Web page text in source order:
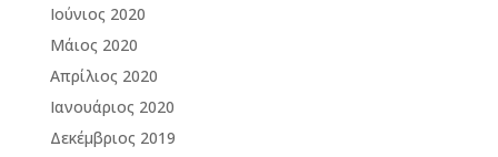
Ιούνιος 2020
Μάιος 2020
Απρίλιος 2020
Ιανουάριος 2020
Δεκέμβριος 2019